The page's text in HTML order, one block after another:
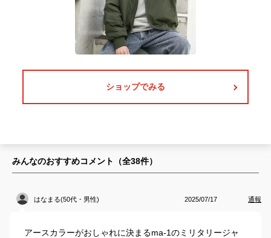
ショップでみる
みんなのおすすめコメント（全38件）
はなまる(50代・男性) 2025/07/17 通報
アースカラーがおしゃれに決まるma-1のミリタリージャ